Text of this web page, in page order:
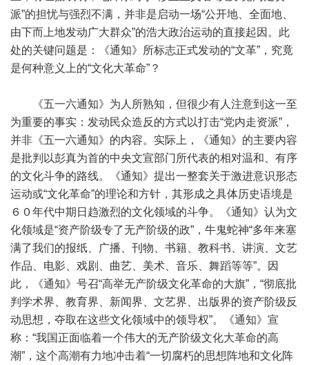
派”的担忧与强烈不满，并非是启动一场“公开地、全面地、
由下而上地发动广大群众”的浩大政治运动的直接起因。此
处的关键问题是：《通知》所标志正式发动的“文革”，究竟
是何种意义上的“文化大革命”？
《五一六通知》为人所熟知，但很少有人注意到这一至
为重要的事实：发动民众造反的方式以打击“党内走资派”，
并非《五一六通知》的内容。实际上，《通知》的主要内容
是批判以彭真为首的中央文宣部门所代表的相对温和、有序
的文化斗争的路线。《通知》提出一整套关于激进意识形态
运动或“文化革命”的理论和方针，其形成之具体历史语境是
６０年代中期日趋激烈的文化领域的斗争。《通知》认为文
化领域是“资产阶级专了无产阶级的政”，牛鬼蛇神“多年来塞
满了我们的报纸、广播、刊物、书籍、教科书、讲演、文艺
作品、电影、戏剧、曲艺、美术、音乐、舞蹈等等”。因
此，《通知》号召“高举无产阶级文化革命的大旗”，“彻底批
判学术界、教育界、新闻界、文艺界、出版界的资产阶级反
动思想，夺取在这些文化领域中的领导权”。《通知》宣
称：“我国正面临着一个伟大的无产阶级文化大革命的高
潮”，这个高潮有力地冲击着“一切腐朽的思想阵地和文化阵